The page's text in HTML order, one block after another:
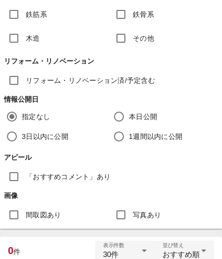
鉄筋系 鉄骨系
木造 その他
リフォーム・リノベーション
リフォーム・リノベーション済/予定含む
情報公開日
指定なし 本日公開
3日以内に公開 1週間以内に公開
アピール
「おすすめコメント」あり
画像
間取図あり 写真あり
0件
表示件数
30件
並び替え
おすすめ順